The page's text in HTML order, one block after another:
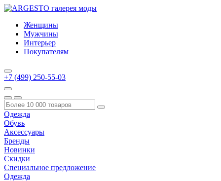
Женщины
Мужчины
Интерьер
Покупателям
+7 (499) 250-55-03
Одежда
Обувь
Аксессуары
Бренды
Новинки
Скидки
Специальное предложение
Одежда